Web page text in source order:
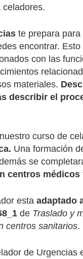
celadores.
te prepara para
encontrar.
con las
materiales.
describir el
curso de
Una formación
se
centros
esta adaptado
de Traslado y
centros sanitarios.
de